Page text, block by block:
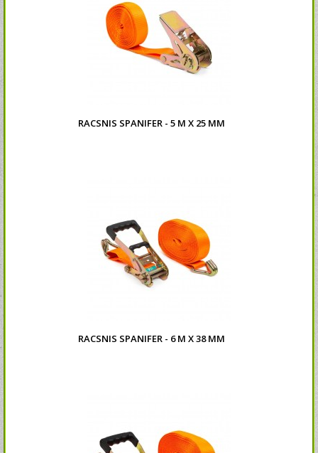
RACSNIS SPANIFER - 5 M X 25 MM
RACSNIS SPANIFER - 6 M X 38 MM